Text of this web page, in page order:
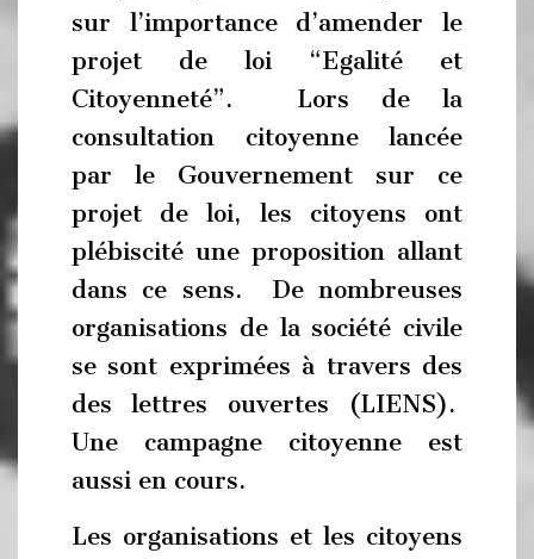
sur l’importance d’amender le
projet de loi “Egalité et
Citoyenneté”. Lors de la
consultation citoyenne lancée
par le Gouvernement sur ce
projet de loi, les citoyens ont
plébiscité une proposition allant
dans ce sens. De nombreuses
organisations de la société civile
se sont exprimées à travers des
des lettres ouvertes (LIENS).
Une campagne citoyenne est
aussi en cours.
Les organisations et les citoyens